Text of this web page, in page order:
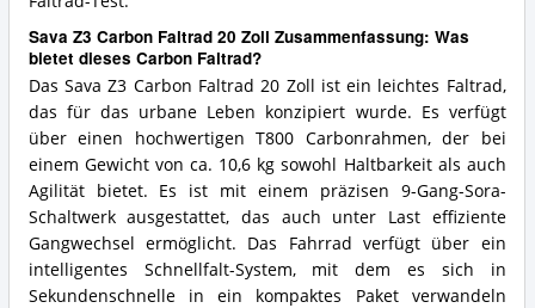
Sava Z3 Carbon Faltrad 20 Zoll Zusammenfassung: Was
bietet dieses Carbon Faltrad?
Das Sava Z3 Carbon Faltrad 20 Zoll ist ein leichtes Faltrad,
das für das urbane Leben konzipiert wurde. Es verfügt
über einen hochwertigen T800 Carbonrahmen, der bei
einem Gewicht von ca. 10,6 kg sowohl Haltbarkeit als auch
Agilität bietet. Es ist mit einem präzisen 9-Gang-Sora-
Schaltwerk ausgestattet, das auch unter Last effiziente
Gangwechsel ermöglicht. Das Fahrrad verfügt über ein
intelligentes Schnellfalt-System, mit dem es sich in
Sekundenschnelle in ein kompaktes Paket verwandeln